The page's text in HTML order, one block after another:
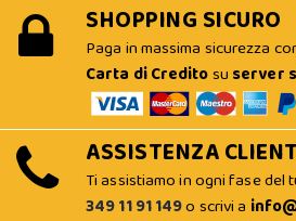
SHOPPING SICURO
Paga in massima sicurezza
Carta di Creditosu server
ASSISTENZA
Ti assistiamo in ogni fase
349 11 91 149o scrivi a